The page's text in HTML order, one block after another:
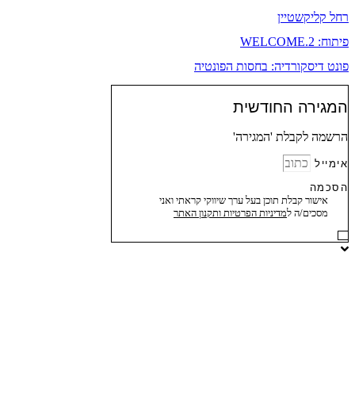
רחל קליקשטיין
פיתוח: WELCOME.2
פונט דיסקורדיה: בחסות הפונטיה
המגירה החודשית
הרשמה לקבלת 'המגירה'
אימייל
הסכמה
אישור קבלת תוכן בעל ערך שיווקי קראתי ואני
מסכים/ה למדיניות הפרטיות ותקנון האתר